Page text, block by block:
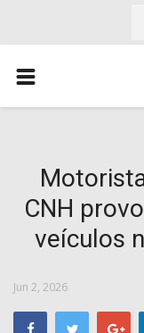
HOME
ESPORTES
POLITICA
ESPERANÇA PB
PARAIBA
ENTRETENIMENTO
MUNDO
CNH
veículos
Jun 2, 2026